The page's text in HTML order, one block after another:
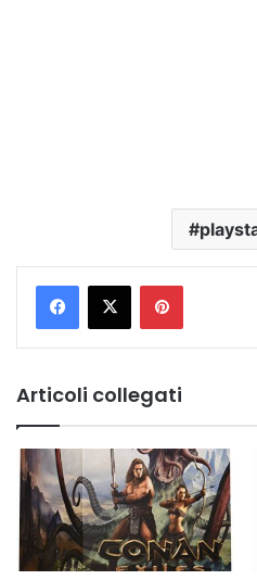
Pinterest
Articoli collegati